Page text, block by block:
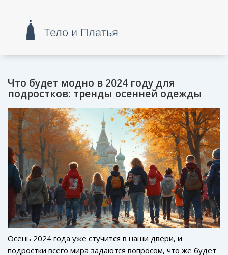
Что будет модно в 2024 году для
подростков: тренды осенней одежды
Осень 2024 года уже стучится в наши двери, и
подростки всего мира задаются вопросом, что же будет